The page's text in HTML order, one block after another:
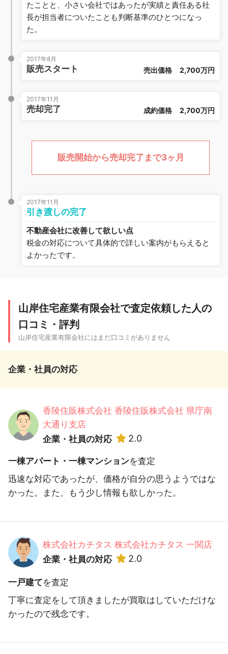
たことと、小さい会社ではあったが実績と責任ある社
長が担当者についたことも判断基準のひとつになっ
た。
2017年8月
販売スタート 売出価格 2,700万円
2017年11月
売却完了 成約価格 2,700万円
販売開始から売却完了まで3ヶ月
2017年11月
引き渡しの完了
不動産会社に改善して欲しい点
税金の対応について具体的で詳しい案内がもらえると
よかったです。
山岸住宅産業有限会社で査定依頼した人の
口コミ・評判
山岸住宅産業有限会社にはまだ口コミがありません
企業・社員の対応
香陵住販株式会社 香陵住販株式会社 県庁南
大通り支店
企業・社員の対応
2.0
一棟アパート・一棟マンションを査定
迅速な対応であったが、価格が自分の思うようではな
かった。また、もう少し情報も欲しかった。
株式会社カチタス 株式会社カチタス 一関店
企業・社員の対応
2.0
一戸建てを査定
丁寧に査定をして頂きましたが買取はしていただけな
かったので残念です。